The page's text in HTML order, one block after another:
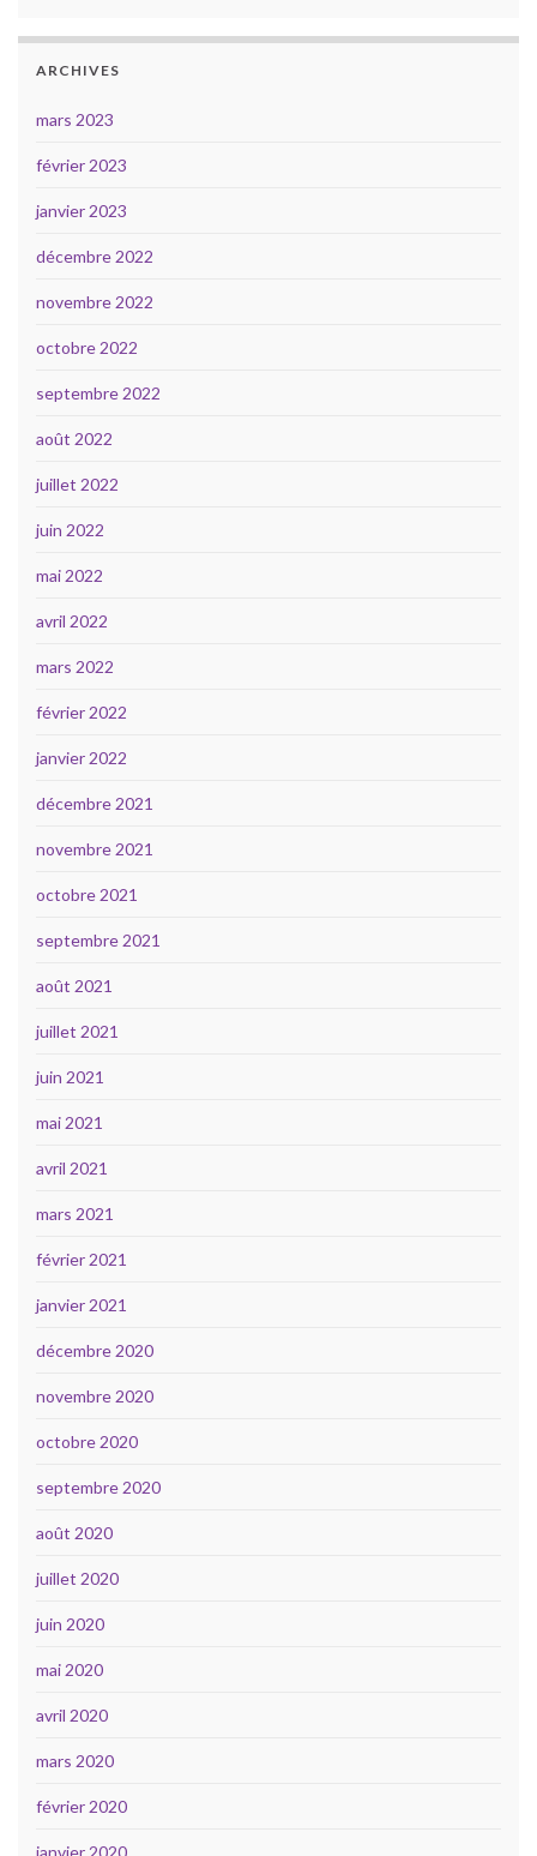
ARCHIVES
mars 2023
février 2023
janvier 2023
décembre 2022
novembre 2022
octobre 2022
septembre 2022
août 2022
juillet 2022
juin 2022
mai 2022
avril 2022
mars 2022
février 2022
janvier 2022
décembre 2021
novembre 2021
octobre 2021
septembre 2021
août 2021
juillet 2021
juin 2021
mai 2021
avril 2021
mars 2021
février 2021
janvier 2021
décembre 2020
novembre 2020
octobre 2020
septembre 2020
août 2020
juillet 2020
juin 2020
mai 2020
avril 2020
mars 2020
février 2020